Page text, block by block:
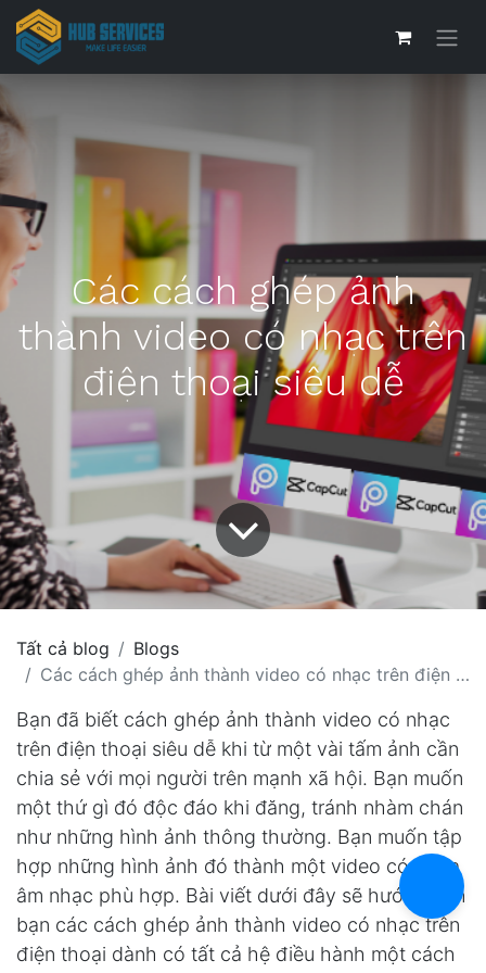
Các cách ghép ảnh
thành video có nhạc trên
điện thoại siêu dễ
Tất cả blog
Blogs
Các cách ghép ảnh thành video có nhạc trên điện thoại siêu dễ
Bạn đã biết cách ghép ảnh thành video có nhạc
trên điện thoại siêu dễ khi từ một vài tấm ảnh cần
chia sẻ với mọi người trên mạnh xã hội. Bạn muốn
một thứ gì đó độc đáo khi đăng, tránh nhàm chán
như những hình ảnh thông thường. Bạn muốn tập
hợp những hình ảnh đó thành một video có chứa
âm nhạc phù hợp. Bài viết dưới đây sẽ hướng dẫn
bạn các cách ghép ảnh thành video có nhạc trên
điện thoại dành có tất cả hệ điều hành một cách